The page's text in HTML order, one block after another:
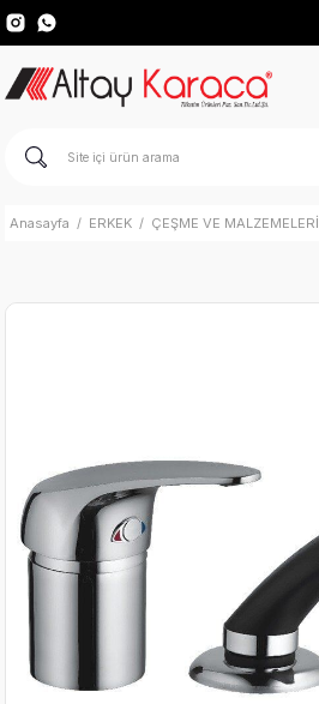
Anasayfa ERKEK ÇEŞME VE MALZEMELERİ